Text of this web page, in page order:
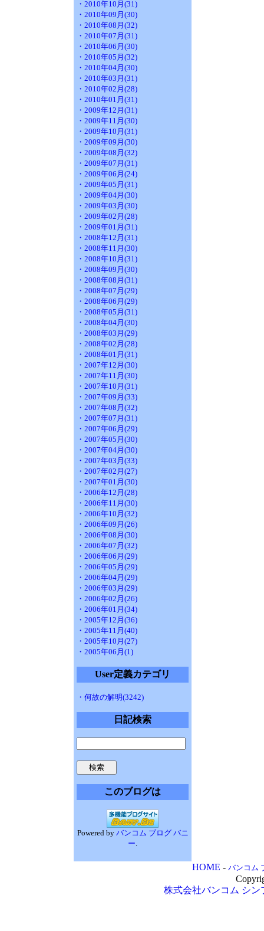
・2010年10月(31)
・2010年09月(30)
・2010年08月(32)
・2010年07月(31)
・2010年06月(30)
・2010年05月(32)
・2010年04月(30)
・2010年03月(31)
・2010年02月(28)
・2010年01月(31)
・2009年12月(31)
・2009年11月(30)
・2009年10月(31)
・2009年09月(30)
・2009年08月(32)
・2009年07月(31)
・2009年06月(24)
・2009年05月(31)
・2009年04月(30)
・2009年03月(30)
・2009年02月(28)
・2009年01月(31)
・2008年12月(31)
・2008年11月(30)
・2008年10月(31)
・2008年09月(30)
・2008年08月(31)
・2008年07月(29)
・2008年06月(29)
・2008年05月(31)
・2008年04月(30)
・2008年03月(29)
・2008年02月(28)
・2008年01月(31)
・2007年12月(30)
・2007年11月(30)
・2007年10月(31)
・2007年09月(33)
・2007年08月(32)
・2007年07月(31)
・2007年06月(29)
・2007年05月(30)
・2007年04月(30)
・2007年03月(33)
・2007年02月(27)
・2007年01月(30)
・2006年12月(28)
・2006年11月(30)
・2006年10月(32)
・2006年09月(26)
・2006年08月(30)
・2006年07月(32)
・2006年06月(29)
・2006年05月(29)
・2006年04月(29)
・2006年03月(29)
・2006年02月(26)
・2006年01月(34)
・2005年12月(36)
・2005年11月(40)
・2005年10月(27)
・2005年06月(1)
User定義カテゴリ
・何故の解明(3242)
日記検索
このブログは
Powered by バンコム ブログ バニ
ー.
HOME - バンコム
株式会社バンコム シン